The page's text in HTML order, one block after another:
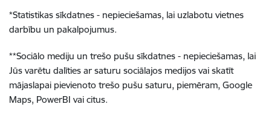
*Statistikas sīkdatnes - nepieciešamas, lai uzlabotu vietnes
darbību un pakalpojumus.
**Sociālo mediju un trešo pušu sīkdatnes - nepieciešamas, lai
Jūs varētu dalīties ar saturu sociālajos medijos vai skatīt
mājaslapai pievienoto trešo pušu saturu, piemēram, Google
Maps, PowerBI vai citus.